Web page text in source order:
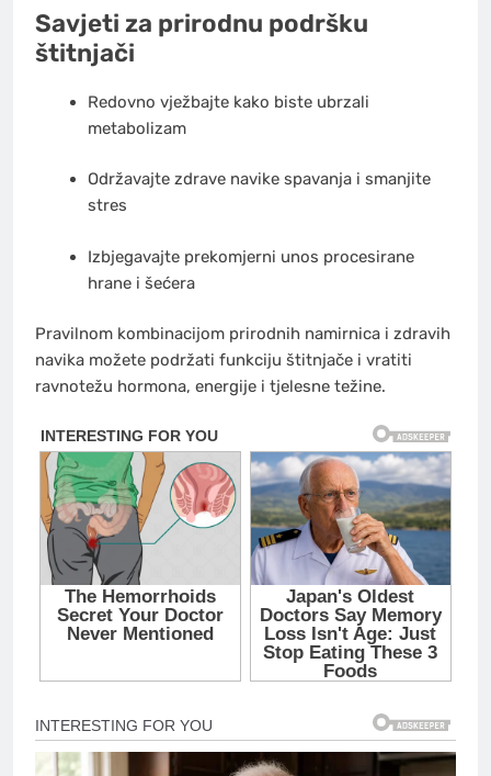
Savjeti za prirodnu podršku
štitnjači
Redovno vježbajte kako biste ubrzali
metabolizam
Održavajte zdrave navike spavanja i smanjite
stres
Izbjegavajte prekomjerni unos procesirane
hrane i šećera
Pravilnom kombinacijom prirodnih namirnica i zdravih
navika možete podržati funkciju štitnjače i vratiti
ravnotežu hormona, energije i tjelesne težine.